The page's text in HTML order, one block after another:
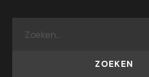
ZOEKEN